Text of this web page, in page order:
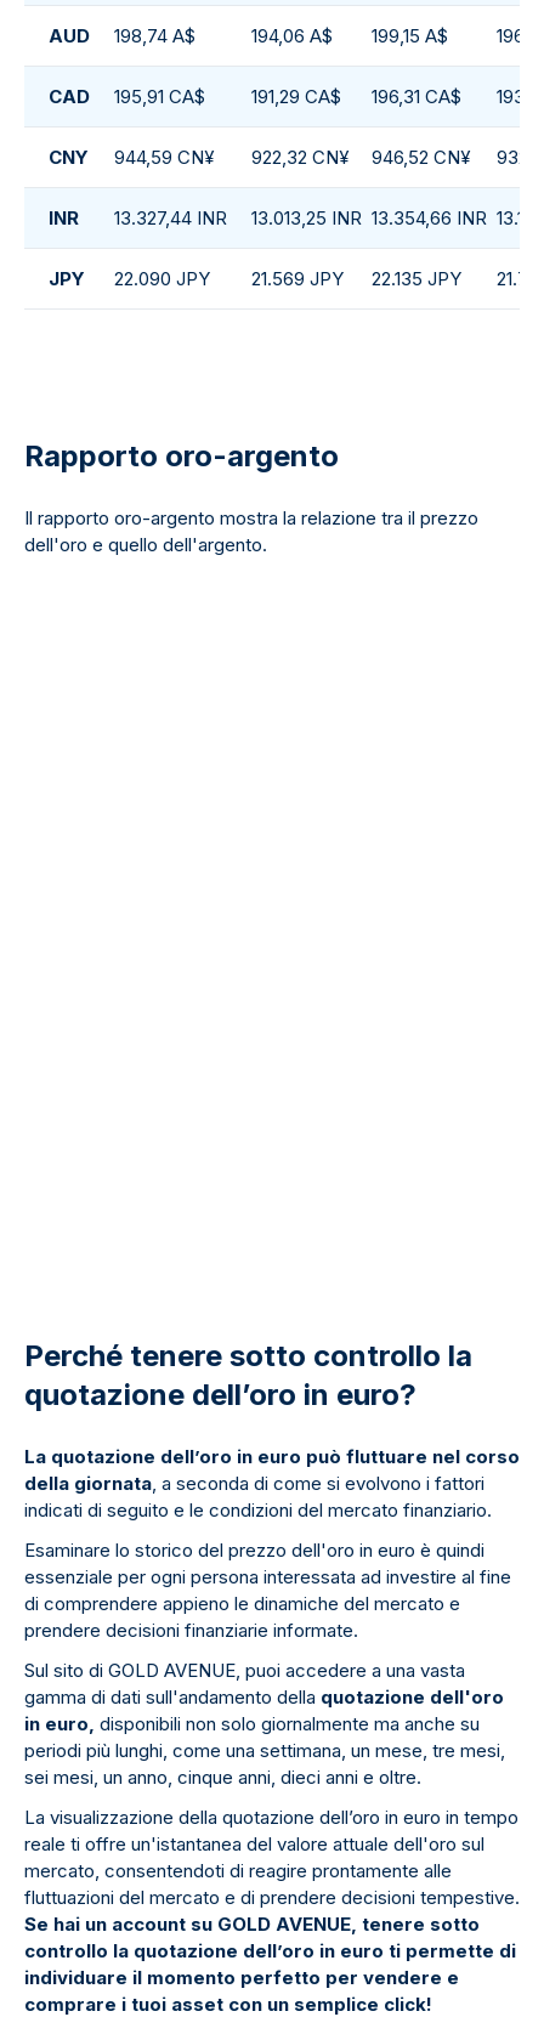
AUD 198,74 A$ 194,06 A$ 199,15 A$
CAD 195,91 CA$ 191,29 CA$ 196,31 CA$
CNY 944,59 CN¥ 922,32 CN¥ 946,52 CN¥
INR 13.327,44 INR 13.013,25 INR 13.354,66 INR
JPY 22.090 JPY 21.569 JPY 22.135 JPY
Rapporto oro-argento
Il rapporto oro-argento mostra la relazione tra il prezzo
dell'oro e quello dell'argento.
Perché tenere sotto controllo la
quotazione dell’oro in euro?
La quotazione dell’oro in euro può fluttuare nel corso
della giornata, a seconda di come si evolvono i fattori
indicati di seguito e le condizioni del mercato finanziario.
Esaminare lo storico del prezzo dell'oro in euro è quindi
essenziale per ogni persona interessata ad investire al fine
di comprendere appieno le dinamiche del mercato e
prendere decisioni finanziarie informate.
Sul sito di GOLD AVENUE, puoi accedere a una vasta
gamma di dati sull'andamento della quotazione dell'oro
in euro, disponibili non solo giornalmente ma anche su
periodi più lunghi, come una settimana, un mese, tre mesi,
sei mesi, un anno, cinque anni, dieci anni e oltre.
La visualizzazione della quotazione dell’oro in euro in tempo
reale ti offre un'istantanea del valore attuale dell'oro sul
mercato, consentendoti di reagire prontamente alle
fluttuazioni del mercato e di prendere decisioni tempestive.
Se hai un account su GOLD AVENUE, tenere sotto
controllo la quotazione dell’oro in euro ti permette di
individuare il momento perfetto per vendere e
comprare i tuoi asset con un semplice click!